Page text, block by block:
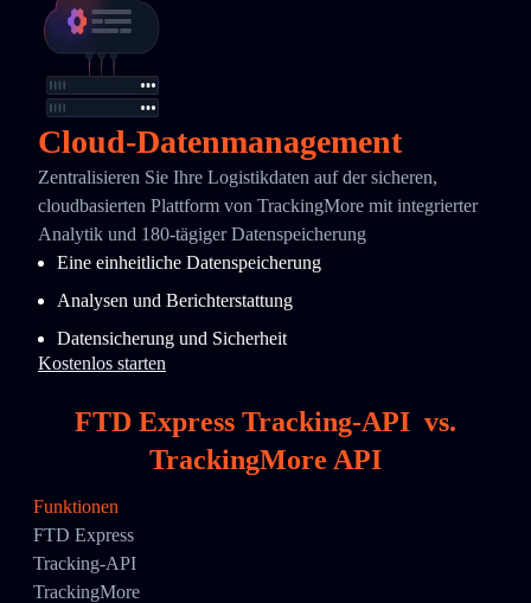
Cloud-Datenmanagement
Zentralisieren Sie Ihre Logistikdaten auf der sicheren,
cloudbasierten Plattform von TrackingMore mit integrierter
Analytik und 180-tägiger Datenspeicherung
Eine einheitliche Datenspeicherung
Analysen und Berichterstattung
Datensicherung und Sicherheit
Kostenlos starten
FTD Express Tracking-API vs.
TrackingMore API
Funktionen
FTD Express
Tracking-API
TrackingMore